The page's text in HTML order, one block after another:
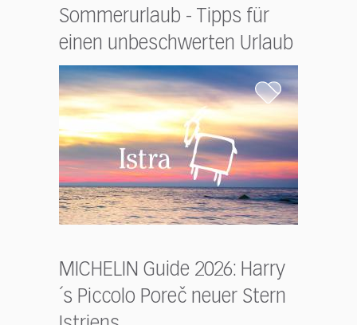
Sommerurlaub - Tipps für
einen unbeschwerten Urlaub
MICHELIN Guide 2026: Harry
´s Piccolo Poreč neuer Stern